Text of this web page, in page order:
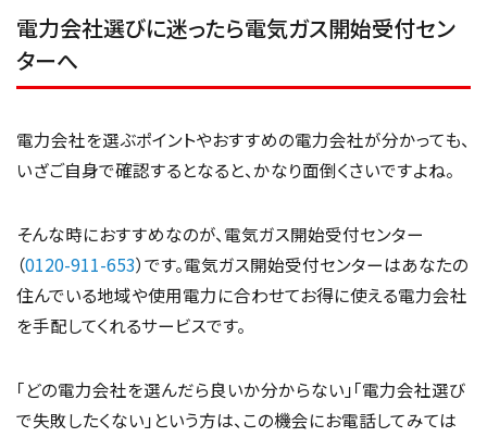
電力会社選びに迷ったら電気ガス開始受付セン
ターへ
電力会社を選ぶポイントやおすすめの電力会社が分かっても、
いざご自身で確認するとなると、かなり面倒くさいですよね。
そんな時におすすめなのが、電気ガス開始受付センター
（0120-911-653）です。電気ガス開始受付センターはあなたの
住んでいる地域や使用電力に合わせてお得に使える電力会社
を手配してくれるサービスです。
「どの電力会社を選んだら良いか分からない」「電力会社選び
で失敗したくない」という方は、この機会にお電話してみては